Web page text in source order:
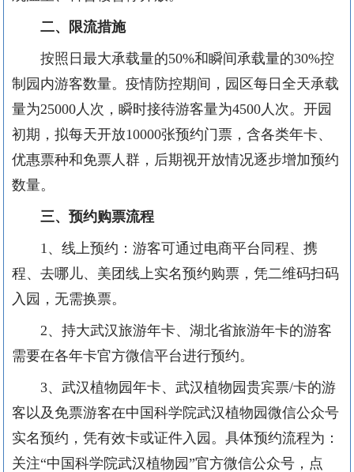
二、
限流措施
按照日最大承载量的50%和瞬间承载量的30%控
制园内游客数量。疫情防控期间，园区每日全天承载
量为25000 人次，瞬时接待游客量为4500 人次。开园
初期，拟每天开放10000张预约门票，含各类年卡、
优惠票种和免票人群，后期视开放情况逐步增加预约
数量。
三、 预约购票流程
1、 线上预约：游客可通过电商平台同程、携
程、去哪儿、美团线上实名预约购票，凭二维码扫码
入园，无需换票。
2、 持大武汉旅游年卡、湖北省旅游年卡的游客
需要在各年卡官方微信平台进行预约。
3、 武汉植物园年卡、武汉植物园贵宾票/卡的游
客以及免票游客在中国科学院武汉植物园微信公众号
实名预约，凭有效卡或证件入园。具体预约流程为：
关注“中国科学院武汉植物园”官方微信公众号，点